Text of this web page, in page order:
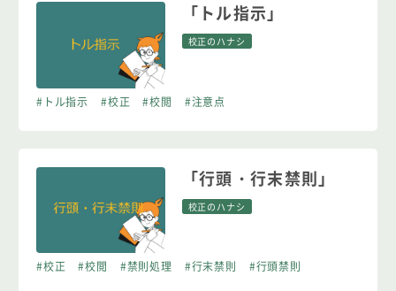
「トル指示」
校正のハナシ
#トル指示 #校正 #校閲 #注意点
「行頭・行末禁則」
校正のハナシ
#校正 #校閲 #禁則処理 #行末禁則 #行頭禁則